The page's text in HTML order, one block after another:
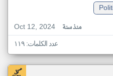
Oct 12, 2024
منذ سنة
عدد الكلمات: ١١٩